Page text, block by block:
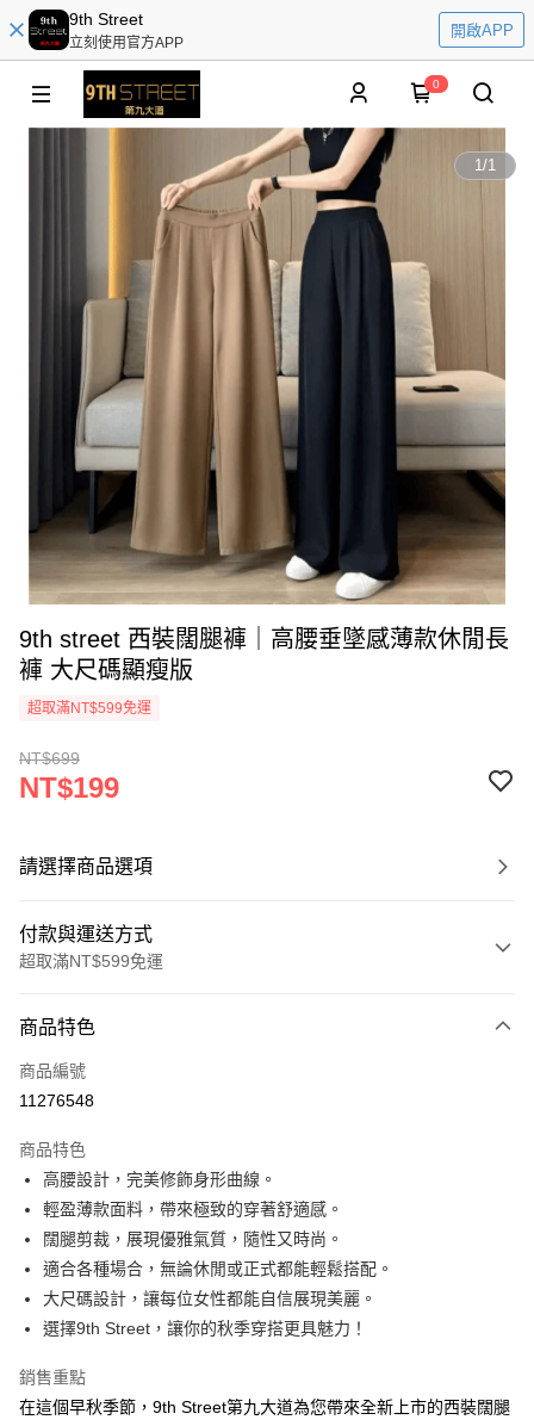
9th Street
立刻使用官方APP
開啟APP
0
1/1
9th street 西裝闊腿褲｜高腰垂墜感薄款休閒長
褲 大尺碼顯瘦版
超取滿NT$599免運
NT$699
NT$199
請選擇商品選項
付款與運送方式
超取滿NT$599免運
信用卡一次付款
超商取貨付款
運送方式
全家取貨付款
每筆NT$130，滿NT$599(含以上)免運費
付款後全家取貨.
每筆NT$130，滿NT$599(含以上)免運費
7-11取貨付款
每筆NT$130，滿NT$599(含以上)免運費
商品特色
商品編號
11276548
商品特色
高腰設計，完美修飾身形曲線。
輕盈薄款面料，帶來極致的穿著舒適感。
闊腿剪裁，展現優雅氣質，隨性又時尚。
適合各種場合，無論休閒或正式都能輕鬆搭配。
大尺碼設計，讓每位女性都能自信展現美麗。
選擇9th Street，讓你的秋季穿搭更具魅力！
銷售重點
在這個早秋季節，9th Street第九大道為您帶來全新上市的西裝闊腿